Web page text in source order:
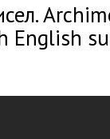
English